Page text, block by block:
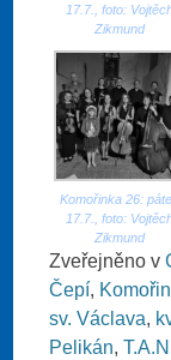
17.7., foto:
Zikmund
Komořinka 26:
17.7., foto:
Zikmund
Zveřejněno v
Čepí,
sv. Václava,
Pelikán,